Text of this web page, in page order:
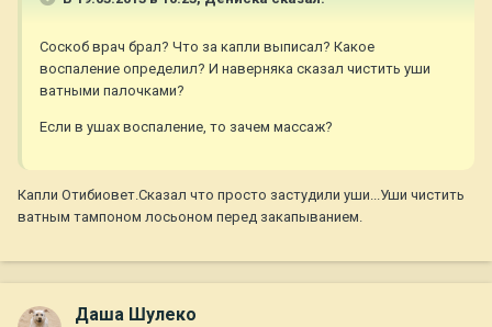
Соскоб врач брал? Что за капли выписал? Какое
воспаление определил? И наверняка сказал чистить уши
ватными палочками?
Если в ушах воспаление, то зачем массаж?
Капли Отибиовет.Сказал что просто застудили уши...Уши чистить
ватным тампоном лосьоном перед закапыванием.
Даша Шулеко